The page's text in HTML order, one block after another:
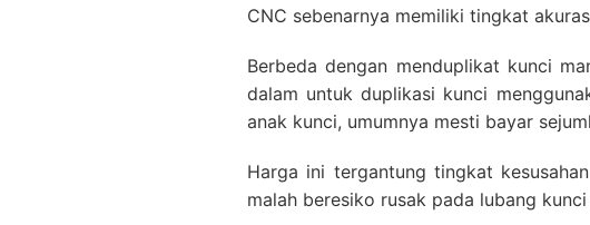
CNC sebenarnya memiliki tingkat
Berbeda dengan menduplikat kunci
dalam untuk duplikasi kunci
anak kunci, umumnya mesti bayar
Harga ini tergantung tingkat
malah beresiko rusak pada lubang kunci